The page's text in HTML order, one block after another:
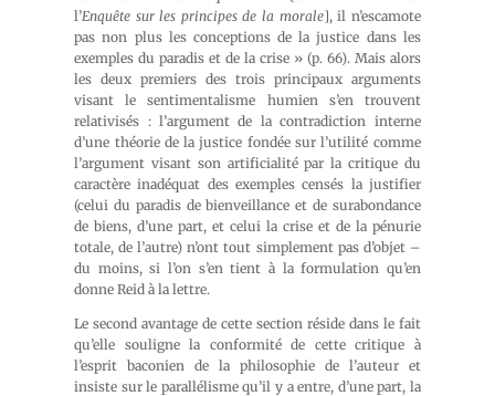
l’Enquête sur les principes de la morale], il n’escamote
pas non plus les conceptions de la justice dans les
exemples du paradis et de la crise » (p. 66). Mais alors
les deux premiers des trois principaux arguments
visant le sentimentalisme humien s’en trouvent
relativisés : l’argument de la contradiction interne
d’une théorie de la justice fondée sur l’utilité comme
l’argument visant son artificialité par la critique du
caractère inadéquat des exemples censés la justifier
(celui du paradis de bienveillance et de surabondance
de biens, d’une part, et celui la crise et de la pénurie
totale, de l’autre) n’ont tout simplement pas d’objet –
du moins, si l’on s’en tient à la formulation qu’en
donne Reid à la lettre.
Le second avantage de cette section réside dans le fait
qu’elle souligne la conformité de cette critique à
l’esprit baconien de la philosophie de l’auteur et
insiste sur le parallélisme qu’il y a entre, d’une part, la